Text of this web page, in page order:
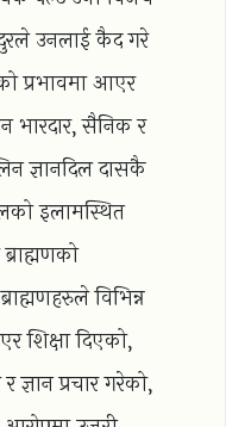
उनलाई कैद गरे
प्रभावमा आएर
भारदार, सैनिक र
ज्ञानदिल दासकै
इलामस्थित
विभिन्न
शिक्षा दिएको,
ज्ञान प्रचार गरेको,